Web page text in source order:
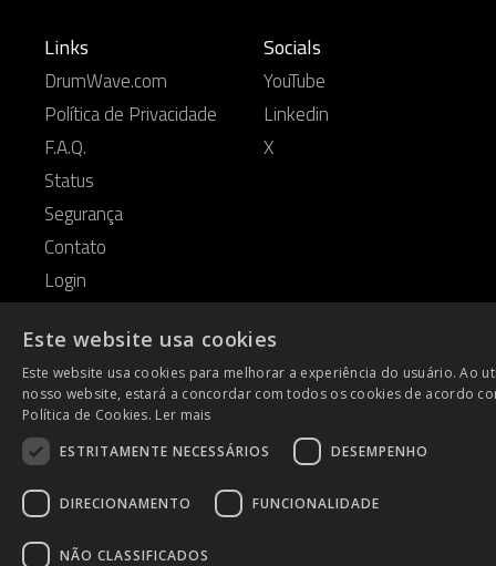
Links
DrumWave.com
Política de Privacidade
F.A.Q.
Status
Segurança
Contato
Login
Socials
YouTube
Linkedin
X
Este website usa cookies
Este website usa cookies para melhorar a experiência do usuário. Ao
nosso website, estará a concordar com todos os cookies de acordo
Política de Cookies. Ler mais
ESTRITAMENTE NECESSÁRIOS
DESEMPENHO
DIRECIONAMENTO FUNCIONALIDADE
NÃO CLASSIFICADOS